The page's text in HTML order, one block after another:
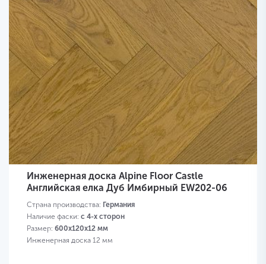
Инженерная доска Alpine Floor Castle
Английская елка Дуб Имбирный EW202-06
Страна производства: Германия
Наличие фаски: с 4-х сторон
Размер: 600х120х12 мм
Инженерная доска 12 мм